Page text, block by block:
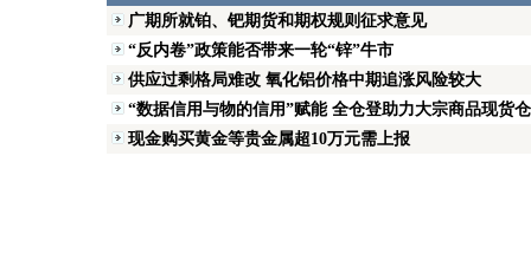
广期所就铂、钯期货和期权规则征求意见
“反内卷”政策能否带来一轮“锌”牛市
供应过剩格局难改 氧化铝价格中期追涨风险较大
“数据信用与物的信用”赋能 全仓登助力大宗商品现货
现金购买黄金等贵金属超10万元需上报